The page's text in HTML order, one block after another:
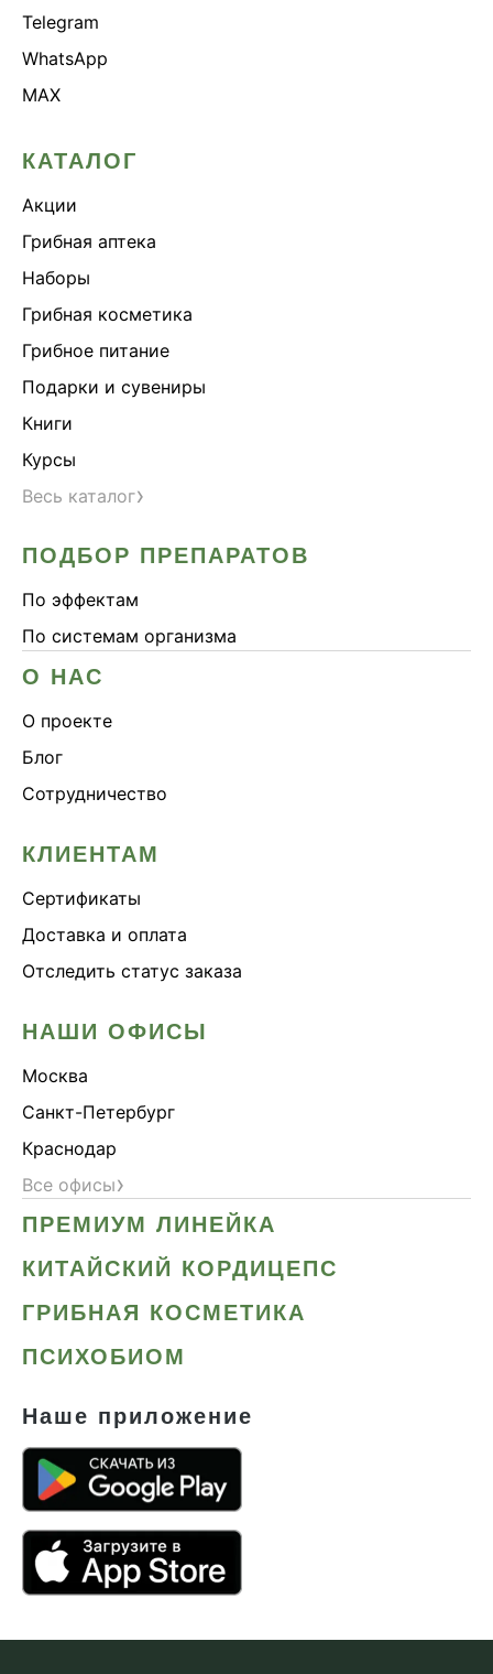
Telegram
WhatsApp
MAX
КАТАЛОГ
Акции
Грибная аптека
Наборы
Грибная косметика
Грибное питание
Подарки и сувениры
Книги
Курсы
Весь каталог›
ПОДБОР ПРЕПАРАТОВ
По эффектам
По системам организма
О НАС
О проекте
Блог
Сотрудничество
КЛИЕНТАМ
Сертификаты
Доставка и оплата
Отследить статус заказа
НАШИ ОФИСЫ
Москва
Санкт-Петербург
Краснодар
Все офисы›
ПРЕМИУМ ЛИНЕЙКА
КИТАЙСКИЙ КОРДИЦЕПС
ГРИБНАЯ КОСМЕТИКА
ПСИХОБИОМ
Наше приложение